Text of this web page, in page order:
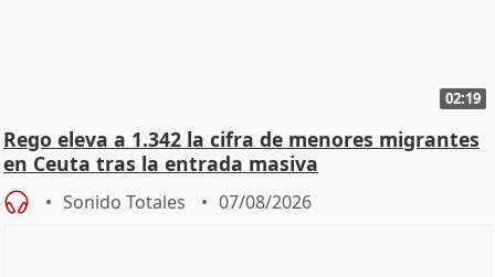
02:19
Rego eleva a 1.342 la cifra de menores migrantes
en Ceuta tras la entrada masiva
Sonido Totales 07/08/2026